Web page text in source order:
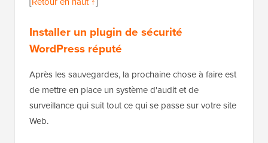
Installer un plugin de sécurité
WordPress réputé
Après les sauvegardes, la prochaine chose à faire est
de mettre en place un système d'audit et de
surveillance qui suit tout ce qui se passe sur votre site
Web.